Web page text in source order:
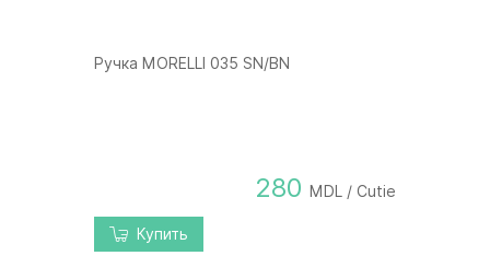
Ручка MORELLI 035 SN/BN
280 MDL / Cutie
Купить